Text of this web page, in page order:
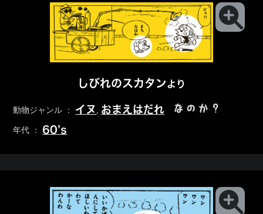
しびれのスカタンより
動物ジャンル ： イヌ おまえはだれ なのか？
年代 ： 60’s